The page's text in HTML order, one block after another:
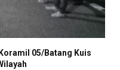
05/Batang Kuis